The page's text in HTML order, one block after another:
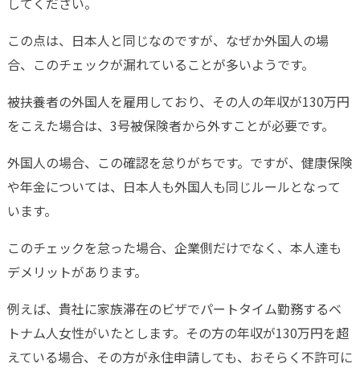
この点は、日本人と同じなのですが、なぜか外国人の場
合、このチェックが漏れていることが多いようです。
被扶養者の外国人を雇用しており、その人の年収が130万円
をこえた場合は、3号被保険者から外すことが必要です。
外国人の場合、この確認を怠りがちです。ですが、健康保険
や年金については、日本人も外国人も同じルールとなって
います。
このチェックを怠った場合、企業側だけでなく、本人達も
デメリットがあります。
例えば、貴社に家族滞在のビザでパートタイム勤務するベ
トナム人女性がいたとします。その方の年収が130万円を超
えている場合、その方が永住申請しても、おそらく不許可に